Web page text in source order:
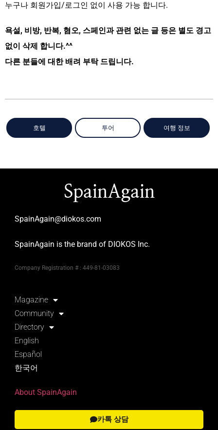
누구나 회원가입/로그인 없이 사용 가능 합니다.
욕설, 비방, 반복, 혐오, 스페인과 관련 없는 글 등은 별도 경고
없이 삭제 합니다.^^
다른 분들에 대한 배려 부탁 드립니다.
호텔 투어 여행 정보
SpainAgain
SpainAgain@diokos.com
SpainAgain is the brand of DIOKOS Inc.
Company Registration # : 449-81-03083
Magazine
Community
Directory
English
Español
한국어
About SpainAgain
카톡 상담